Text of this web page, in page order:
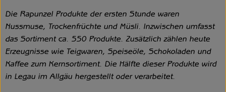
Die Rapunzel Produkte der ersten Stunde waren
Nussmuse, Trockenfrüchte und Müsli. Inzwischen umfasst
das Sortiment ca. 550 Produkte. Zusätzlich zählen heute
Erzeugnisse wie Teigwaren, Speiseöle, Schokoladen und
Kaffee zum Kernsortiment. Die Hälfte dieser Produkte wird
in Legau im Allgäu hergestellt oder verarbeitet.